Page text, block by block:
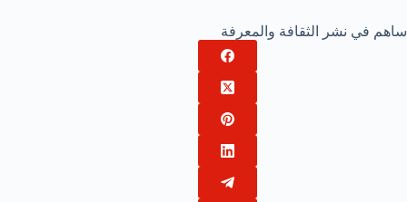
ساهم في نشر الثقافة والمعرفة